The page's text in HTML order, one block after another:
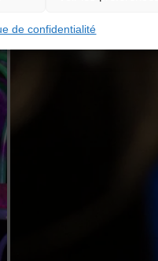
de confidentialité